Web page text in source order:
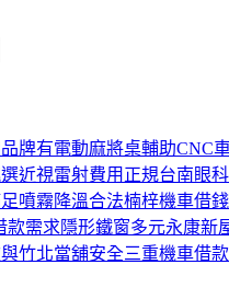
牌有電動麻將桌輔助CNC
近視雷射費用正規台南眼科
噴霧降溫合法楠梓機車借錢
款需求隱形鐵窗多元永康新
竹北當舖安全三重機車借款